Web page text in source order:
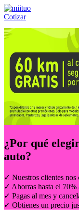
Cotizar
Llámanos al:(55) 84-21-
¿Por qué
auto?
✓ Nuestros clientes nos
✓ Ahorras hasta el 70%
✓ Pagas al mes y
✓ Obtienes un precio